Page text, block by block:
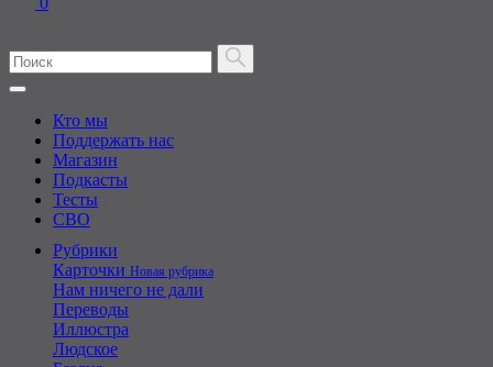
Кто мы
Поддержать нас
Магазин
Подкасты
Тесты
СВО
Рубрики
Карточки Новая рубрика
Нам ничего не дали
Переводы
Иллюстра
Людское